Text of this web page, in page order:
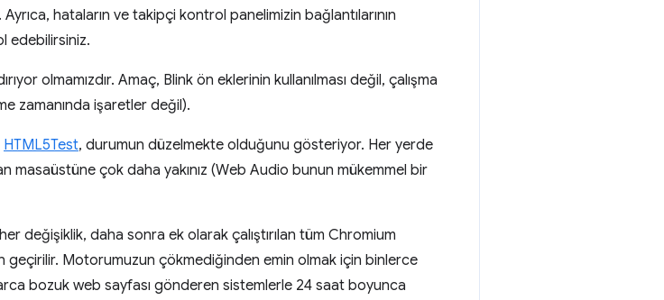
hataların ve takipçi kontrol panelimizin bağlantılarının
edebilirsiniz.
olmamızdır. Amaç, Blink ön eklerinin kullanılması değil, çalışma
zamanında işaretler değil).
HTML5Test, durumun düzelmekte olduğunu gösteriyor. Her yerde
masaüstüne çok daha yakınız (Web Audio bunun mükemmel bir
her değişiklik, daha sonra ek olarak çalıştırılan tüm Chromium
geçirilir. Motorumuzun çökmediğinden emin olmak için binlerce
bozuk web sayfası gönderen sistemlerle 24 saat boyunca